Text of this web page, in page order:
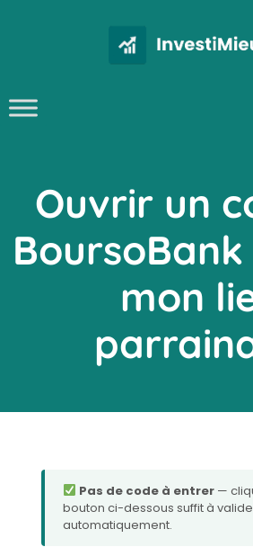
Ouvrir un
mon
Pas de code à entrer—
bouton ci-dessous suffit à
automatiquement.